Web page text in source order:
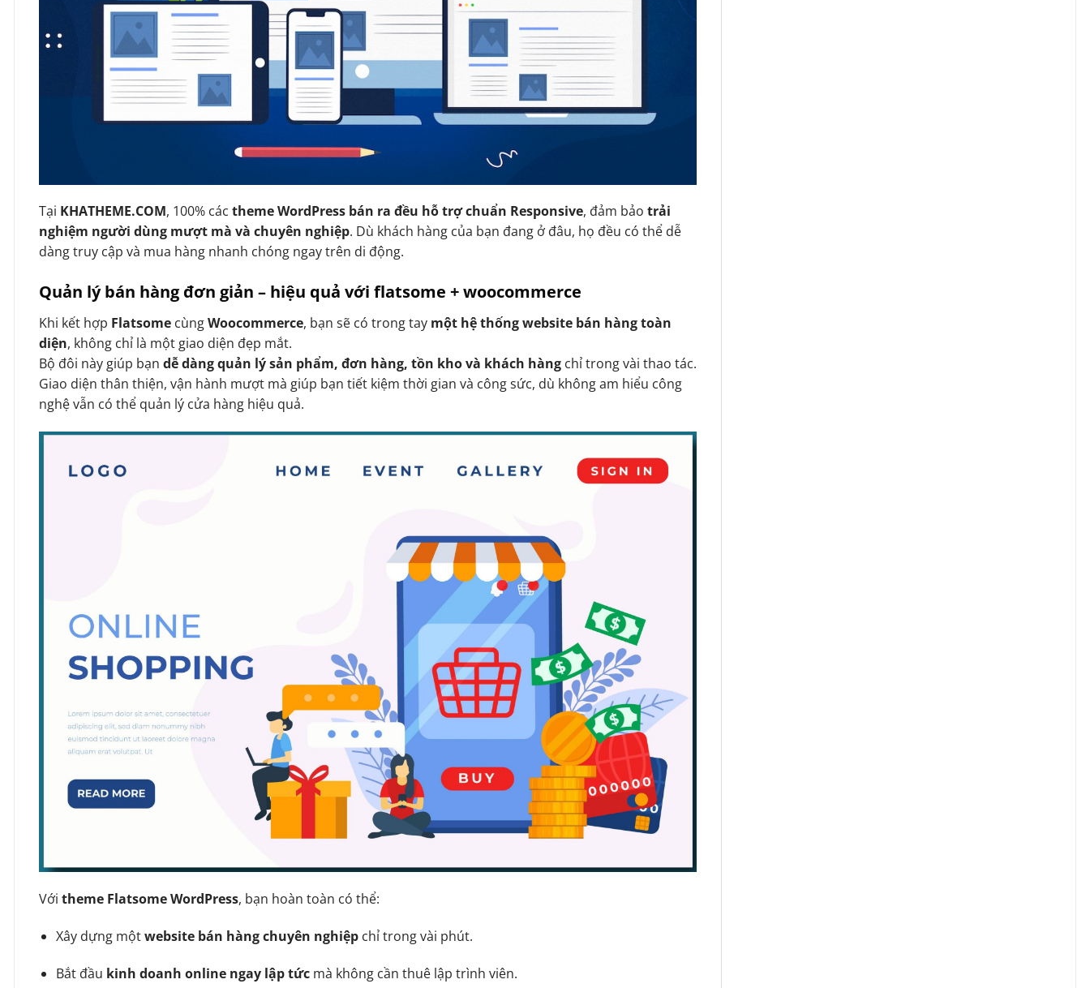
Tại KHATHEME.COM, 100% các theme WordPress bán ra đều hỗ trợ chuẩn Responsive, đảm bảo trải
nghiệm người dùng mượt mà và chuyên nghiệp. Dù khách hàng của bạn đang ở đâu, họ đều có thể dễ
dàng truy cập và mua hàng nhanh chóng ngay trên di động.
Quản lý bán hàng đơn giản – hiệu quả với flatsome + woocommerce
Khi kết hợp Flatsome cùngWoocommerce, bạn sẽ có trong tay một hệ thống website bán hàng toàn
diện, không chỉ là một giao diện đẹp mắt.
Bộ đôi này giúp bạn dễ dàng quản lý sản phẩm, đơn hàng, tồn kho và khách hàng chỉ trong vài thao tác.
Giao diện thân thiện, vận hành mượt mà giúp bạn tiết kiệm thời gian và công sức, dù không am hiểu công
nghệ vẫn có thể quản lý cửa hàng hiệu quả.
Với theme Flatsome WordPress, bạn hoàn toàn có thể:
Xây dựng mộtwebsite bán hàng chuyên nghiệpchỉ trong vài phút.
Bắt đầu kinh doanh online ngay lập tứcmà không cần thuê lập trình viên.